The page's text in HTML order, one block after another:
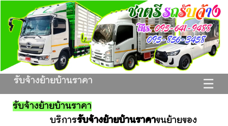
☰
รับจ้างย้ายบ้านราคา
รับจ้างย้ายบ้านราคา
บริการรับจ้างย้ายบ้านราคาขนย้ายของ